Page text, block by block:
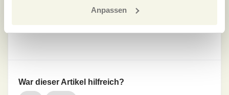
Anpassen
War dieser Artikel hilfreich?